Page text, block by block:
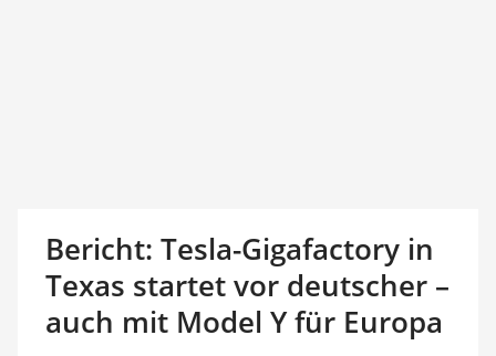
Bericht: Tesla-Gigafactory in
Texas startet vor deutscher –
auch mit Model Y für Europa